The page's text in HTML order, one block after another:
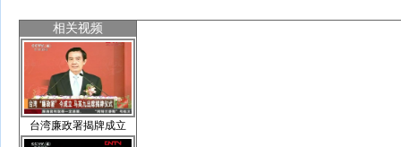
相关视频
台湾廉政署揭牌成立